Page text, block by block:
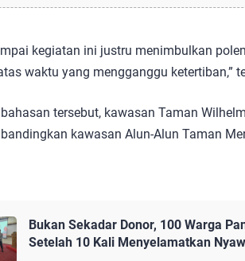
kegiatan ini justru menimbulkan
waktu yang mengganggu ketertiban,”
tersebut, kawasan Taman
kawasan Alun-Alun Taman
Bukan Sekadar Donor, 100 Warga
Setelah 10 Kali Menyelamatkan